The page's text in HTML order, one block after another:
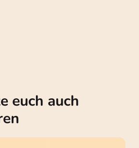
euch auch